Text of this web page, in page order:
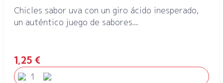
Chicles sabor uva con un giro ácido inesperado,
un auténtico juego de sabores....
1,25 €